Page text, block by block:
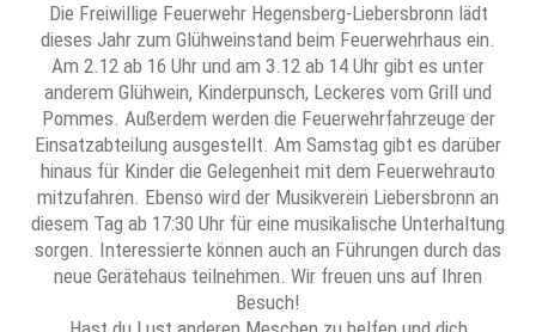
Die Freiwillige Feuerwehr Hegensberg-Liebersbronn lädt
dieses Jahr zum Glühweinstand beim Feuerwehrhaus ein.
Am 2.12 ab 16 Uhr und am 3.12 ab 14 Uhr gibt es unter
anderem Glühwein, Kinderpunsch, Leckeres vom Grill und
Pommes. Außerdem werden die Feuerwehrfahrzeuge der
Einsatzabteilung ausgestellt. Am Samstag gibt es darüber
hinaus für Kinder die Gelegenheit mit dem Feuerwehrauto
mitzufahren. Ebenso wird der Musikverein Liebersbronn an
diesem Tag ab 17:30 Uhr für eine musikalische Unterhaltung
sorgen. Interessierte können auch an Führungen durch das
neue Gerätehaus teilnehmen. Wir freuen uns auf Ihren
Besuch!